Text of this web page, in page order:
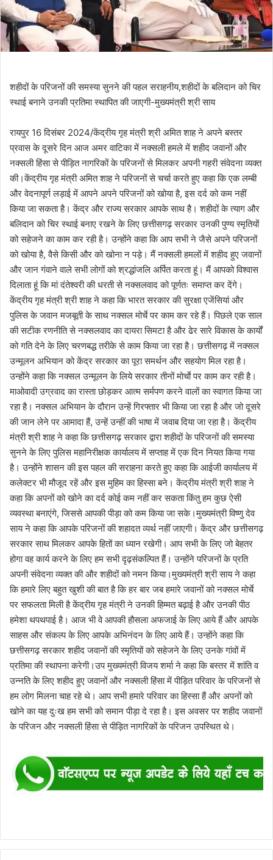
शहीदों के परिजनों की समस्या सुनने की पहल सराहनीय,शहीदों के बलिदान को चिर
स्थाई बनाने उनकी प्रतिमा स्थापित की जाएगी-मुख्यमंत्री श्री साय
रायपुर 16 दिसंबर 2024/केंद्रीय गृह मंत्री श्री अमित शाह ने अपने बस्तर
प्रवास के दूसरे दिन आज अमर वाटिका में नक्सली हमले में शहीद जवानों और
नक्सली हिंसा से पीड़ित नागरिकों के परिजनों से मिलकर अपनी गहरी संवेदना व्यक्त
की।केंद्रीय गृह मंत्री अमित शाह ने परिजनों से चर्चा करते हुए कहा कि एक लम्बी
और वेदनापूर्ण लड़ाई में आपने अपने परिजनों को खोया है, इस दर्द को कम नहीं
किया जा सकता है। केंद्र और राज्य सरकार आपके साथ है। शहीदों के त्याग और
बलिदान को चिर स्थाई बनाए रखने के लिए छत्तीसगढ़ सरकार उनकी पुण्य स्मृतियों
को सहेजने का काम कर रही है। उन्होंने कहा कि आप सभी ने जैसे अपने परिजनों
को खोया है, वैसे किसी और को खोना न पड़े। मैं नक्सली हमलों में शहीद हुए जवानों
और जान गंवाने वाले सभी लोगों को श्रद्धांजलि अर्पित करता हूं। मैं आपको विश्वास
दिलाता हूं कि मां दंतेश्वरी की धरती से नक्सलवाद को पूर्णतः समाप्त कर देंगे।
केंद्रीय गृह मंत्री श्री शाह ने कहा कि भारत सरकार की सुरक्षा एजेंसियां और
पुलिस के जवान मजबूती के साथ नक्सल मोर्चे पर काम कर रहे हैं। पिछले एक साल
की सटीक रणनीति से नक्सलवाद का दायरा सिमटा है और ढेर सारे विकास के कार्यों
को गति देने के लिए चरणबद्ध तरीके से काम किया जा रहा है। छत्तीसगढ़ में नक्सल
उन्मूलन अभियान को केंद्र सरकार का पूरा समर्थन और सहयोग मिल रहा है।
उन्होंने कहा कि नक्सल उन्मूलन के लिये सरकार तीनों मोर्चाे पर काम कर रही है।
माओवादी उग्रवाद का रास्ता छोड़कर आत्म सर्मपण करने वालों का स्वागत किया जा
रहा है। नक्सल अभियान के दौरान उन्हें गिरफ्तार भी किया जा रहा है और जो दूसरे
की जान लेने पर आमादा हैं, उन्हें उन्हीं की भाषा में जवाब दिया जा रहा है। केंद्रीय
मंत्री श्री शाह ने कहा कि छत्तीसगढ़ सरकार द्वारा शहीदों के परिजनों की समस्या
सुनने के लिए पुलिस महानिरीक्षक कार्यालय में सप्ताह में एक दिन नियत किया गया
है। उन्होंने शासन की इस पहल की सराहना करते हुए कहा कि आईजी कार्यालय में
कलेक्टर भी मौजूद रहें और इस मुहिम का हिस्सा बने। केंद्रीय मंत्री श्री शाह ने
कहा कि अपनों को खोने का दर्द कोई कम नहीं कर सकता किंतु हम कुछ ऐसी
व्यवस्था बनाएंगे, जिससे आपकी पीड़ा को कम किया जा सके।मुख्यमंत्री विष्णु देव
साय ने कहा कि आपके परिजनों की शहादत व्यर्थ नहीं जाएगी। केंद्र और छत्तीसगढ़
सरकार साथ मिलकर आपके हितों का ध्यान रखेगी। आप सभी के लिए जो बेहतर
होगा वह कार्य करने के लिए हम सभी दृढ़संकल्पित हैं। उन्होंने परिजनों के प्रति
अपनी संवेदना व्यक्त की और शहीदों को नमन किया।मुख्यमंत्री श्री साय ने कहा
कि हमारे लिए बहुत खुशी की बात है कि हर बार जब हमारे जवानों को नक्सल मोर्चे
पर सफलता मिली है केंद्रीय गृह मंत्री ने उनकी हिम्मत बढ़ाई है और उनकी पीठ
हमेशा थपथपाई है। आज भी वे आपकी हौसला अफजाई के लिए आये हैं और आपके
साहस और संकल्प के लिए आपके अभिनंदन के लिए आये हैं। उन्होंने कहा कि
छत्तीसगढ़ सरकार शहीद जवानों की स्मृतियों को सहेजने केे लिए उनके गांवों में
प्रतिमा की स्थापना करेगी।उप मुख्यमंत्री विजय शर्मा ने कहा कि बस्तर में शांति व
उन्नति के लिए शहीद हुए जवानों और नक्सली हिंसा में पीड़ित परिवार के परिजनों से
हम लोग मिलना चाह रहे थे। आप सभी हमारे परिवार का हिस्सा हैं और अपनों को
खोने का यह दुःख हम सभी को समान पीड़ा दे रहा है। इस अवसर पर शहीद जवानों
के परिजन और नक्सली हिंसा से पीड़ित नागरिकों के परिजन उपस्थित थे।